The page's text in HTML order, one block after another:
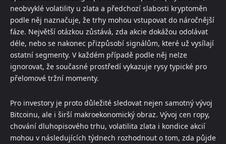
neobvyklé volatility u zlata a předchozí slabosti kryptoměn
podle něj naznačuje, že trhy mohou vstupovat do náročnější
fáze. Největší otázkou zůstává, zda akcie dokážou odolávat
déle, nebo se nakonec přizpůsobí signálům, které už vysílají
ostatní segmenty. V každém případě podle něj nelze
ignorovat, že současné prostředí vykazuje rysy typické pro
přelomové tržní momenty.
Pro investory je proto důležité sledovat nejen samotný vývoj
Bitcoinu, ale i širší makroekonomický obraz. Vývoj cen ropy,
chování dluhopisového trhu, volatilita zlata i kondice akcií
mohou v následujících týdnech rozhodnout o tom, zda půjde